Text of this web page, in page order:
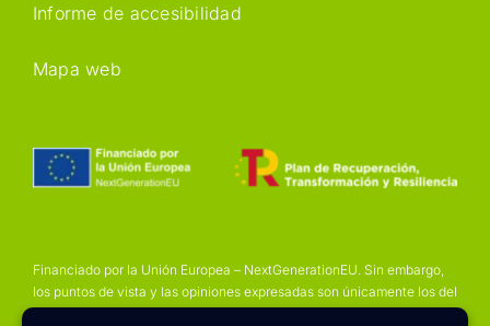
Informe de accesibilidad
Mapa web
Financiado por la Unión Europea – NextGenerationEU. Sin embargo,
los puntos de vista y las opiniones expresadas son únicamente los del